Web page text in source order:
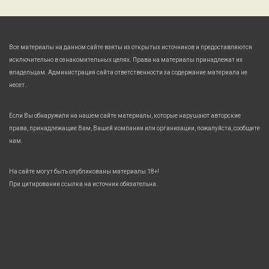
Все материалы на данном сайте взяты из открытых источников и предоставляются
исключительно в ознакомительных целях. Права на материалы принадлежат их
владельцам. Администрация сайта ответственности за содержание материала не
несет.
Если Вы обнаружили на нашем сайте материалы, которые нарушают авторские
права, принадлежащие Вам, Вашей компании или организации, пожалуйста, сообщите
нам.
На сайте могут быть опубликованы материалы 18+!
При цитировании ссылка на источник обязательна.